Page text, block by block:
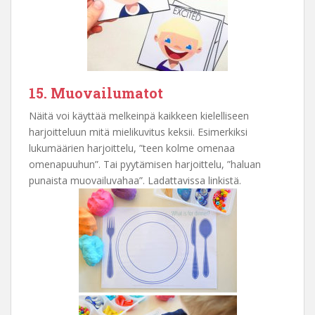
15. Muovailumatot
Näitä voi käyttää melkeinpä kaikkeen kielelliseen
harjoitteluun mitä mielikuvitus keksii. Esimerkiksi
lukumäärien harjoittelu, ”teen kolme omenaa
omenapuuhun”. Tai pyytämisen harjoittelu, ”haluan
punaista muovailuvahaa”. Ladattavissa linkistä.